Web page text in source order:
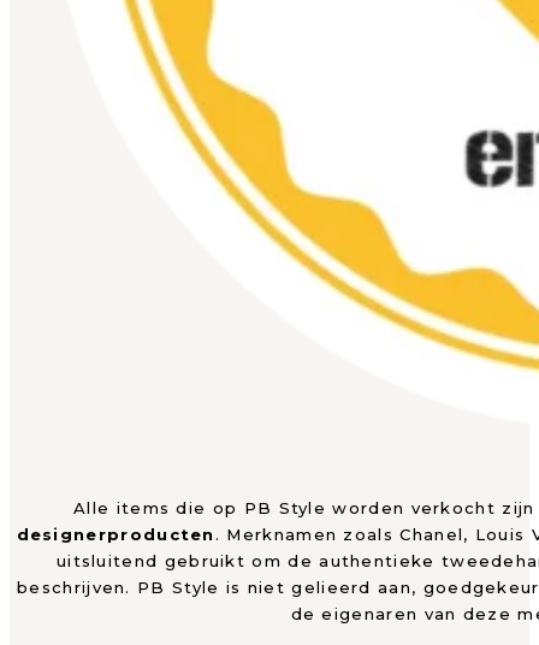
Alle items die op PB Style worden verkocht
designerproducten . Merknamen zoals Chanel,
uitsluitend gebruikt om de authentieke
beschrijven. PB Style is niet gelieerd aan,
de eigenaren van deze